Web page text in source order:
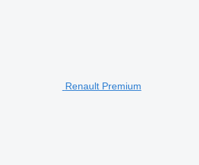
Renault Premium